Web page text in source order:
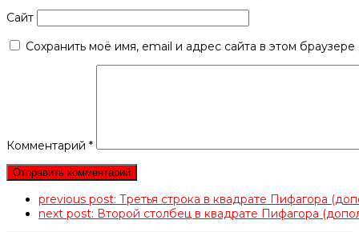
Сайт
Сохранить моё имя, email и адрес сайта в этом
Комментарий *
previous post: Третья строка в квадрате Пифагора
next post: Второй столбец в квадрате Пифагора